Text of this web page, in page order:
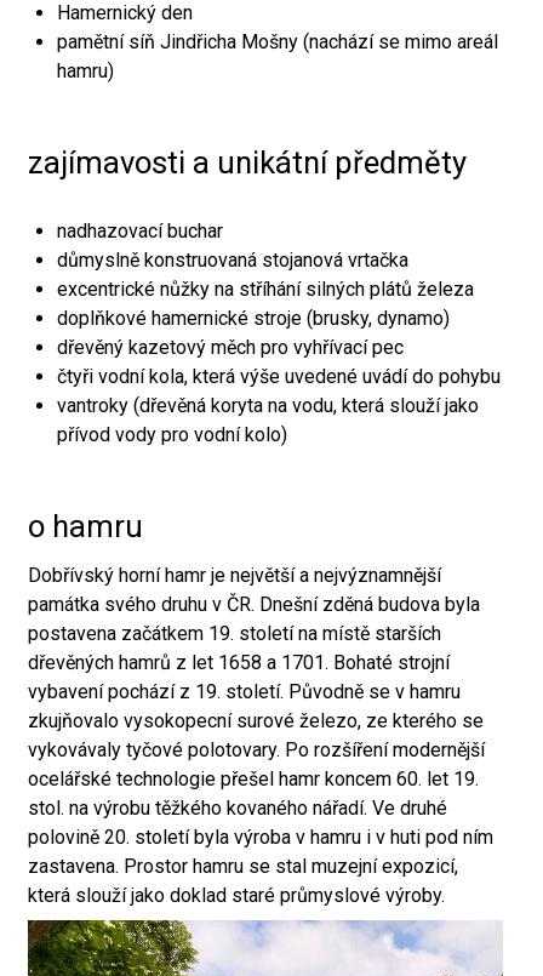
Hamernický den
pamětní síň Jindřicha Mošny (nachází se mimo areál
hamru)
zajímavosti a unikátní předměty
nadhazovací buchar
důmyslně konstruovaná stojanová vrtačka
excentrické nůžky na stříhání silných plátů železa
doplňkové hamernické stroje (brusky, dynamo)
dřevěný kazetový měch pro vyhřívací pec
čtyři vodní kola, která výše uvedené uvádí do pohybu
vantroky (dřevěná koryta na vodu, která slouží jako
přívod vody pro vodní kolo)
o hamru
Dobřívský horní hamr je největší a nejvýznamnější
památka svého druhu v ČR. Dnešní zděná budova byla
postavena začátkem 19. století na místě starších
dřevěných hamrů z let 1658 a 1701. Bohaté strojní
vybavení pochází z 19. století. Původně se v hamru
zkujňovalo vysokopecní surové železo, ze kterého se
vykovávaly tyčové polotovary. Po rozšíření modernější
ocelářské technologie přešel hamr koncem 60. let 19.
stol. na výrobu těžkého kovaného nářadí. Ve druhé
polovině 20. století byla výroba v hamru i v huti pod ním
zastavena. Prostor hamru se stal muzejní expozicí,
která slouží jako doklad staré průmyslové výroby.